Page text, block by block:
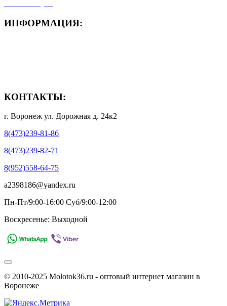
ИНФОРМАЦИЯ:
КОНТАКТЫ:
г. Воронеж ул. Дорожная д. 24к2
8(473)239-81-86
8(473)239-82-71
8(952)558-64-75
a2398186@yandex.ru
Пн-Пт/9:00-16:00 Суб/9:00-12:00
Воскресенье: Выходной
© 2010-2025 Molotok36.ru - оптовый интернет магазин в
Воронеже